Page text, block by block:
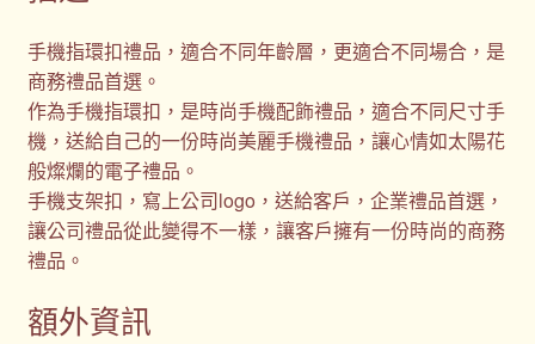
手機指環扣禮品，適合不同年齡層，更適合不同場合，是
商務禮品首選。
作為手機指環扣，是時尚手機配飾禮品，適合不同尺寸手
機，送給自己的一份時尚美麗手機禮品，讓心情如太陽花
般燦爛的電子禮品。
手機支架扣，寫上公司logo，送給客戶，企業禮品首選，
讓公司禮品從此變得不一樣，讓客戶擁有一份時尚的商務
禮品。
額外資訊